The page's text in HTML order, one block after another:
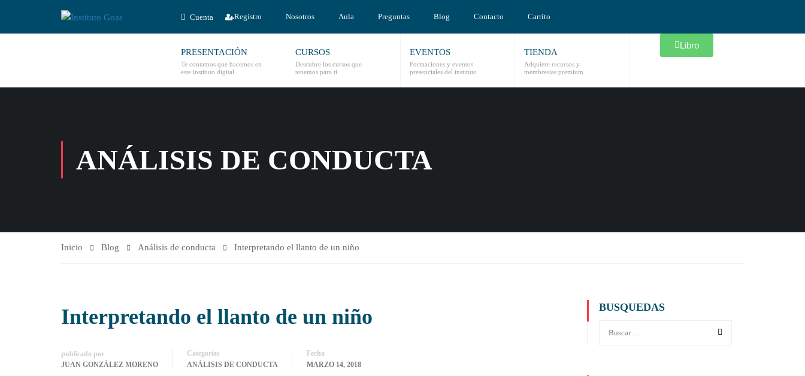
Cuenta Registro Nosotros Aula Preguntas Blog Contacto Carrito
PRESENTACIÓN
Te contamos que hacemos en
este instituto digital
CURSOS
Descubre los cursos que
tenemos para ti
EVENTOS
Formaciones y eventos
presenciales del instituto
TIENDA
Adquiere recursos y
membresias premium
Libro
ANÁLISIS DE CONDUCTA
Inicio Blog Análisis de conducta Interpretando el llanto de un niño
Interpretando el llanto de un niño
publicado por
JUAN GONZÁLEZ MORENO
Categorías
ANÁLISIS DE CONDUCTA
Fecha
MARZO 14, 2018
BUSQUEDAS